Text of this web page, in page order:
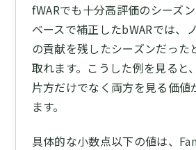
fWARでも十分高評価のシーズ
ベースで補正したbWARでは、
の貢献を残したシーズンだった
取れます。こうした例を見ると
片方だけでなく両方を見る価値
ます。
具体的な小数点以下の値は、